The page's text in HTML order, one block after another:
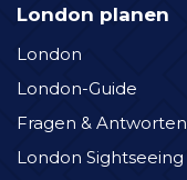
London planen
London
London-Guide
Fragen & Antworten
London Sightseeing